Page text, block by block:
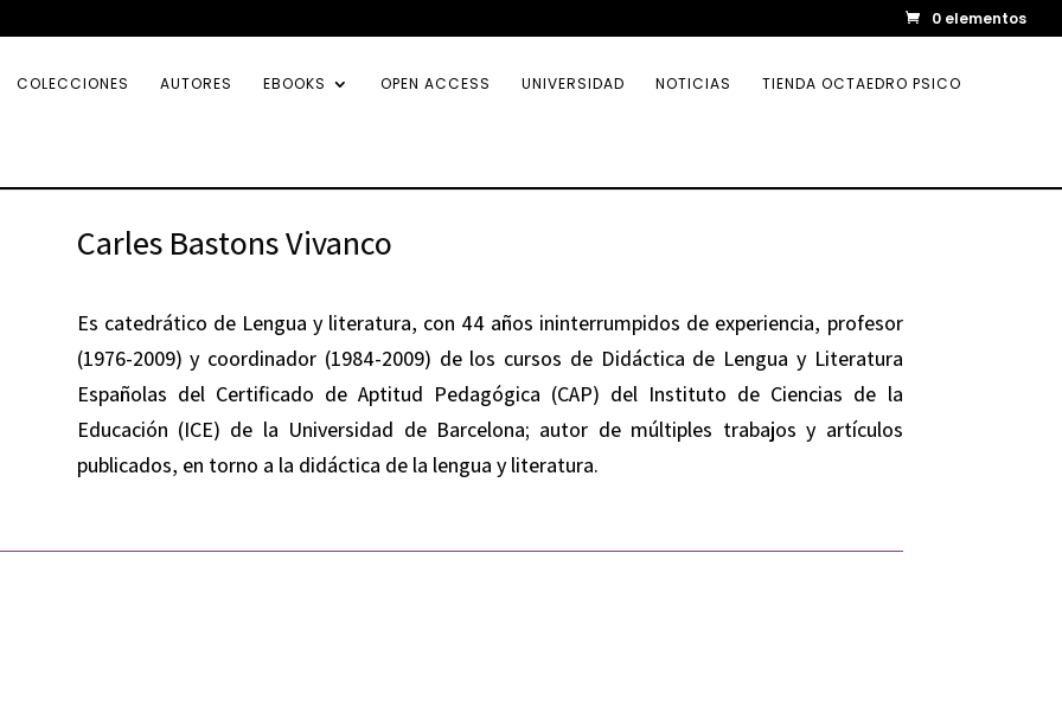
0 elementos
COLECCIONES AUTORES EBOOKS OPEN ACCESS UNIVERSIDAD NOTICIAS TIENDA OCTAEDRO PSICO
Carles Bastons Vivanco
Es catedrático de Lengua y literatura, con 44 años ininterrumpidos de experiencia, profesor
(1976-2009) y coordinador (1984-2009) de los cursos de Didáctica de Lengua y Literatura
Españolas del Certificado de Aptitud Pedagógica (CAP) del Instituto de Ciencias de la
Educación (ICE) de la Universidad de Barcelona; autor de múltiples trabajos y artículos
publicados, en torno a la didáctica de la lengua y literatura.